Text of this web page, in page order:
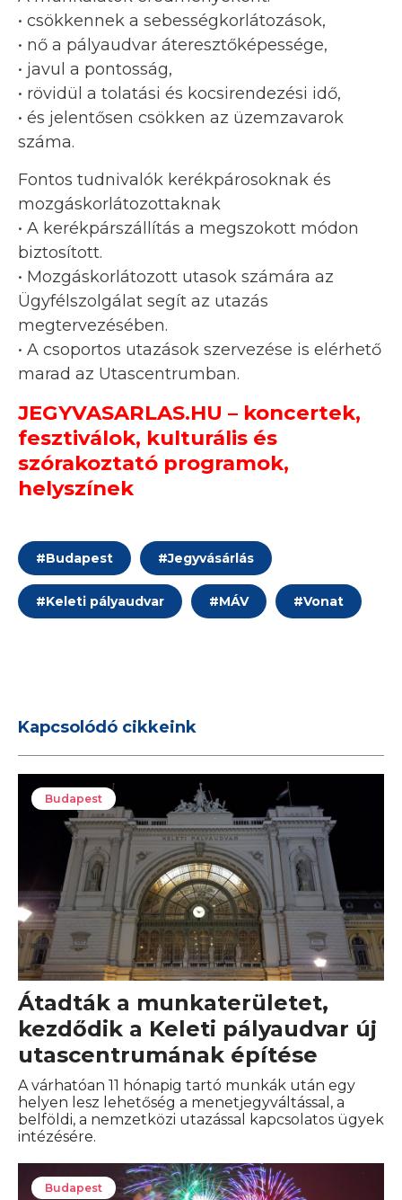
• csökkennek a sebességkorlátozások,
• nő a pályaudvar áteresztőképessége,
• javul a pontosság,
• rövidül a tolatási és kocsirendezési idő,
• és jelentősen csökken az üzemzavarok
száma.
Fontos tudnivalók kerékpárosoknak és
mozgáskorlátozottaknak
• A kerékpárszállítás a megszokott módon
biztosított.
• Mozgáskorlátozott utasok számára az
Ügyfélszolgálat segít az utazás
megtervezésében.
• A csoportos utazások szervezése is elérhető
marad az Utascentrumban.
JEGYVASARLAS.HU – koncertek,
fesztiválok, kulturális és
szórakoztató programok,
helyszínek
#Budapest #Jegyvásárlás
#Keleti pályaudvar #MÁV #Vonat
Kapcsolódó cikkeink
Budapest
Átadták a munkaterületet,
kezdődik a Keleti pályaudvar új
utascentrumának építése
A várhatóan 11 hónapig tartó munkák után egy
helyen lesz lehetőség a menetjegyváltással, a
belföldi, a nemzetközi utazással kapcsolatos ügyek
intézésére.
Budapest